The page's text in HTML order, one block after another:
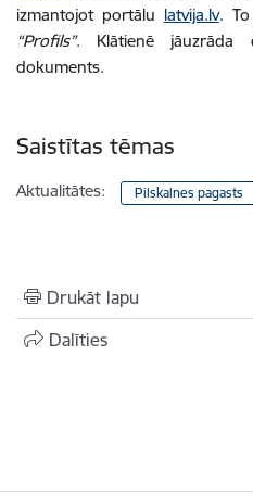
izmantojot portālu latvija.lv. To
“Profils”. Klātienē jāuzrāda
dokuments.
Saistītas tēmas
Aktualitātes: Pilskalnes pagasts
Drukāt lapu
Dalīties